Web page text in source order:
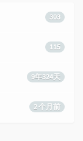
303
115
9年324天
2 个月前